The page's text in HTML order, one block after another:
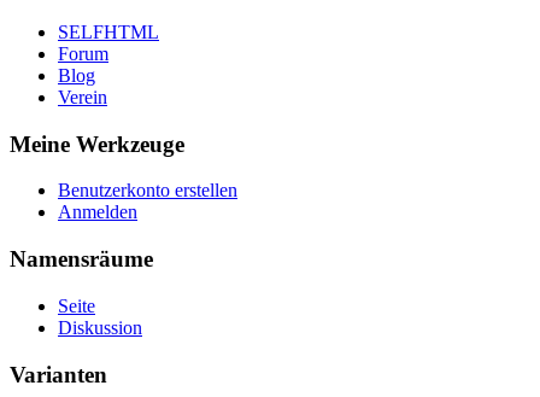
SELFHTML
Forum
Blog
Verein
Meine Werkzeuge
Benutzerkonto erstellen
Anmelden
Namensräume
Seite
Diskussion
Varianten